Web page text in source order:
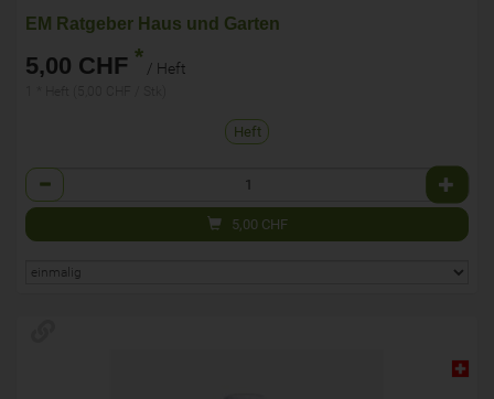
EM Ratgeber Haus und Garten
5,00 CHF * / Heft
Heft
Anzahl
5,00 CHF